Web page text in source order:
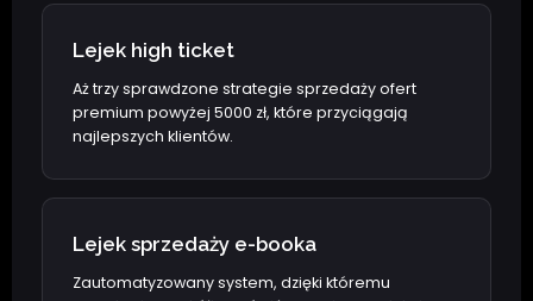
Lejek high ticket
Aż trzy sprawdzone strategie sprzedaży ofert
premium powyżej 5000 zł, które przyciągają
najlepszych klientów.
Lejek sprzedaży e-booka
Zautomatyzowany system, dzięki któremu